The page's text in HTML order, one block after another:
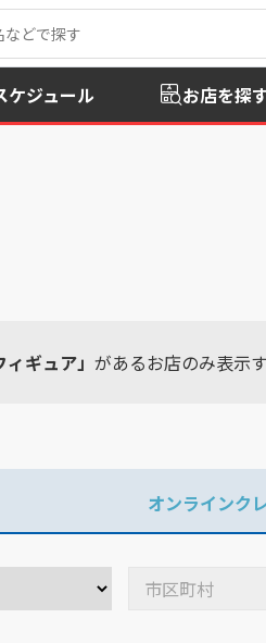
ケジュール お店を探
ギュア」 があるお店のみ表示
オンラインク